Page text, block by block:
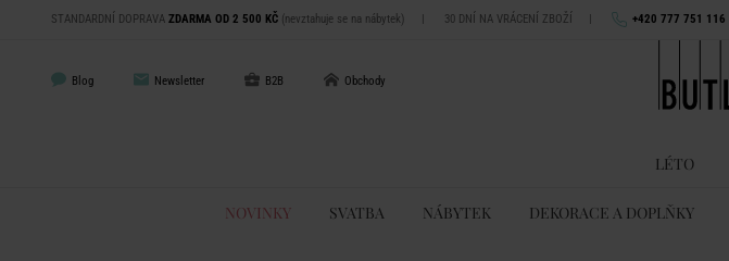
STANDARDNÍ DOPRAVA ZDARMA OD 2 500 KČ (nevztahuje se na nábytek) | 30 DNÍ NA VRÁCENÍ ZBOŽÍ | +420 777 751 116
Blog Newsletter B2B Obchody
LÉTO
NOVINKY SVATBA NÁBYTEK DEKORACE A DOPLŇKY